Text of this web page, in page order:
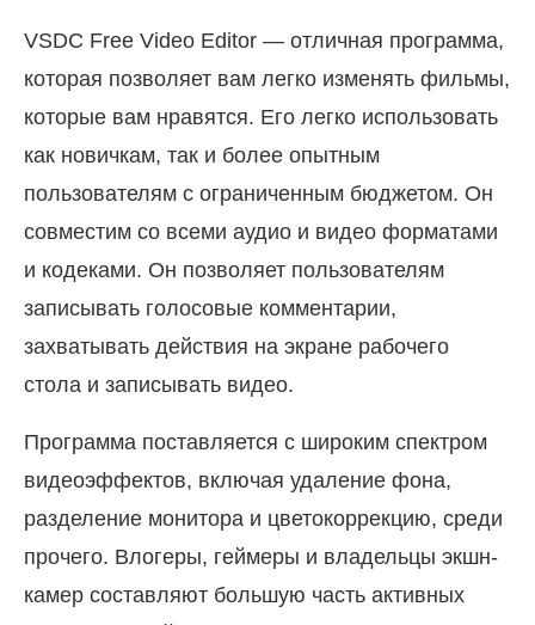
VSDC Free Video Editor — отличная программа,
которая позволяет вам легко изменять фильмы,
которые вам нравятся. Его легко использовать
как новичкам, так и более опытным
пользователям с ограниченным бюджетом. Он
совместим со всеми аудио и видео форматами
и кодеками. Он позволяет пользователям
записывать голосовые комментарии,
захватывать действия на экране рабочего
стола и записывать видео.
Программа поставляется с широким спектром
видеоэффектов, включая удаление фона,
разделение монитора и цветокоррекцию, среди
прочего. Влогеры, геймеры и владельцы экшн-
камер составляют большую часть активных